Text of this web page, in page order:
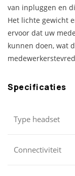
van inpluggen en
Het lichte gewicht
ervoor dat uw
kunnen doen, wat
Specificaties
Type headset
Connectiviteit